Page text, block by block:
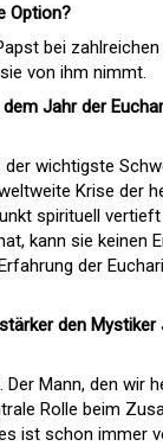
Option?
bei
von ihm nimmt.
Jahr der
der wichtigste
Krise der
spirituell vertieft
kann sie keinen
der
den
Mann, den wir
Rolle beim
ist schon immer